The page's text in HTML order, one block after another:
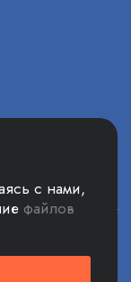
с нами,
файлов